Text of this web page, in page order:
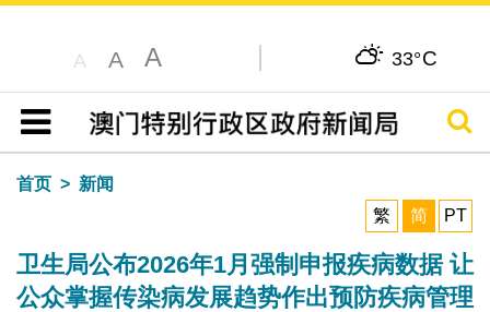
A A A 33°C
目录
搜寻
首页
新闻
繁
简 PT
卫生局公布2026年1月强制申报疾病数据 让
公众掌握传染病发展趋势作出预防疾病管理